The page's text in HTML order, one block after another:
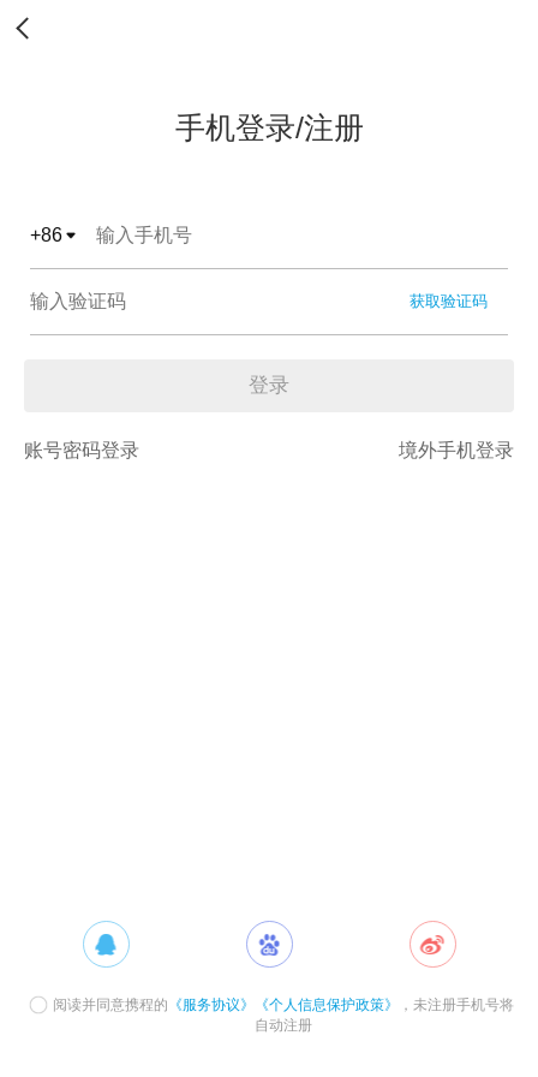
手机登录/注册
+86
获取验证码
登录
账号密码登录 境外手机登录
阅读并同意携程的 《服务协议》 《个人信息保护政策》
，未注册手机号将
自动注册